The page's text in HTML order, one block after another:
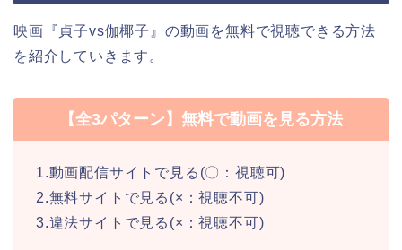
映画『貞子vs伽椰子』の動画を無料で視聴できる方法
を紹介していきます。
【全3パターン】無料で動画を見る方法
1.動画配信サイトで見る(〇：視聴可)
2.無料サイトで見る(×：視聴不可)
3.違法サイトで見る(×：視聴不可)